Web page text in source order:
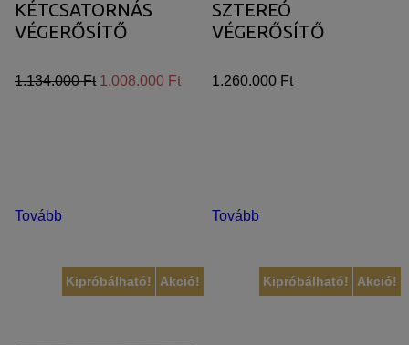
KÉTCSATORNÁS
VÉGERŐSÍTŐ
1.134.000 Ft 1.008.000 Ft
Tovább
SZTEREÓ
VÉGERŐSÍTŐ
1.260.000 Ft
Tovább
Akció!
Kipróbálható! Akció!
Kipróbálható!